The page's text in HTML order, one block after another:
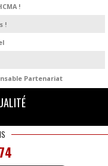
!
!
Partenariat